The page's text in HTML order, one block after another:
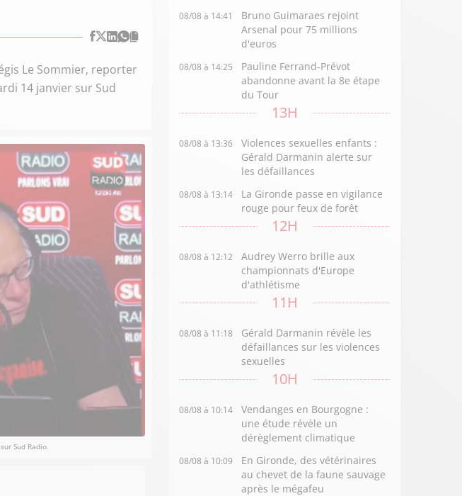
Le Sommier, reporter
14 janvier sur Sud
Sud Radio.
08/08 à 14:41
Bruno Guimaraes rejoint
Arsenal pour 75 millions
d'euros
08/08 à 14:25
Pauline Ferrand-Prévot
abandonne avant la 8e étape
du Tour
13H
08/08 à 13:36
Violences sexuelles enfants :
Gérald Darmanin alerte sur
les défaillances
08/08 à 13:14
La Gironde passe en vigilance
rouge pour feux de forêt
12H
08/08 à 12:12
Audrey Werro brille aux
championnats d'Europe
d'athlétisme
11H
08/08 à 11:18
Gérald Darmanin révèle les
défaillances sur les violences
sexuelles
10H
08/08 à 10:14
Vendanges en Bourgogne :
une étude révèle un
dérèglement climatique
08/08 à 10:09
En Gironde, des vétérinaires
au chevet de la faune sauvage
après le mégafeu